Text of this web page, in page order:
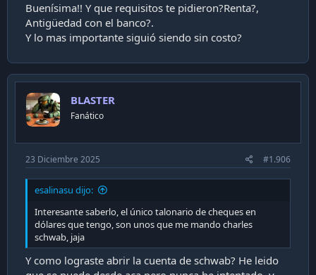
Buenísima!! Y que requisitos te pidieron?Renta?,
Antigüedad con el banco?.
Y lo mas importante siguió siendo sin costo?
BLASTER
Fanático
23 Diciembre 2025 #1.906
esalinasu dijo:
Interesante saberlo, el único talonario de cheques en
dólares que tengo, son unos que me mando charles
schwab, jaja
Y como lograste abrir la cuenta de schwab? He leido